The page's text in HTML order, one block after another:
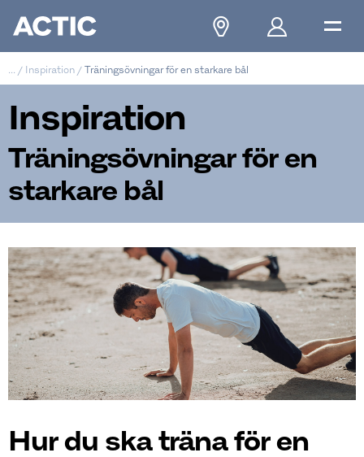
/ Inspiration / Träningsövningar för en starkare bål
Inspiration
Träningsövningar för en
starkare bål
Hur du ska träna för en